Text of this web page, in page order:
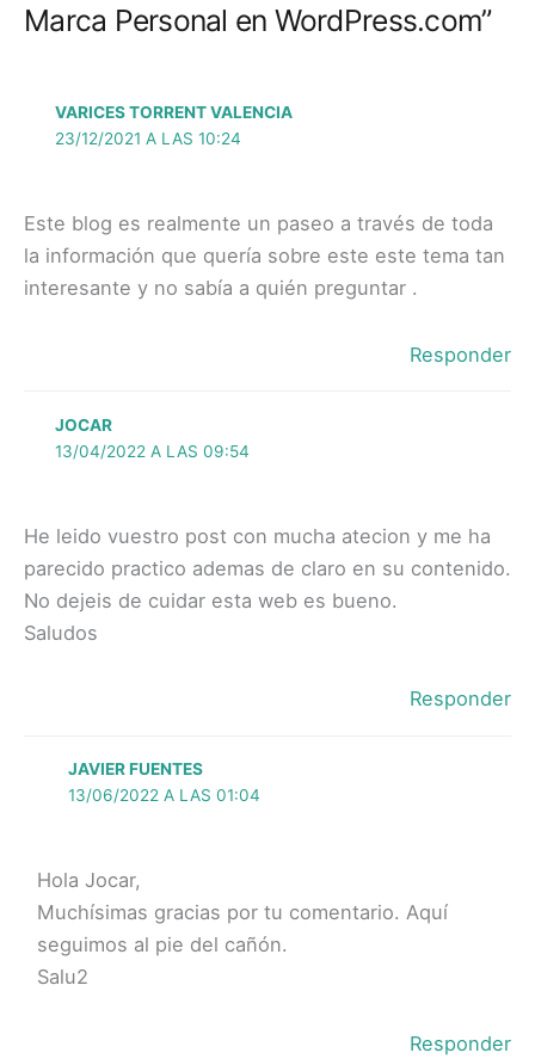
Marca Personal en WordPress.com”
VARICES TORRENT VALENCIA
23/12/2021 A LAS 10:24
Este blog es realmente un paseo a través de toda
la información que quería sobre este este tema tan
interesante y no sabía a quién preguntar .
Responder
JOCAR
13/04/2022 A LAS 09:54
He leido vuestro post con mucha atecion y me ha
parecido practico ademas de claro en su contenido.
No dejeis de cuidar esta web es bueno.
Saludos
Responder
JAVIER FUENTES
13/06/2022 A LAS 01:04
Hola Jocar,
Muchísimas gracias por tu comentario. Aquí
seguimos al pie del cañón.
Salu2
Responder